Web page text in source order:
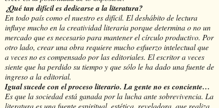
¿Qué tan difícil es dedicarse a la literatura?
En todo país como el nuestro es difícil. El deshábito de lectura
influye mucho en la creatividad literaria porque determina o no un
mercado que es necesario para mantener el círculo productivo. Por
otro lado, crear una obra requiere mucho esfuerzo intelectual que
a veces no es compensado por las editoriales. El escritor a veces
siente que ha perdido su tiempo y que sólo le ha dado una fuente de
ingreso a la editorial.
Igual sucede con el proceso literario. La gente no es conciente…
Es que la sociedad está ganada por la lucha ante sobrevivencia. La
literatura es una fuente espiritual, estética, reveladora, que realiza